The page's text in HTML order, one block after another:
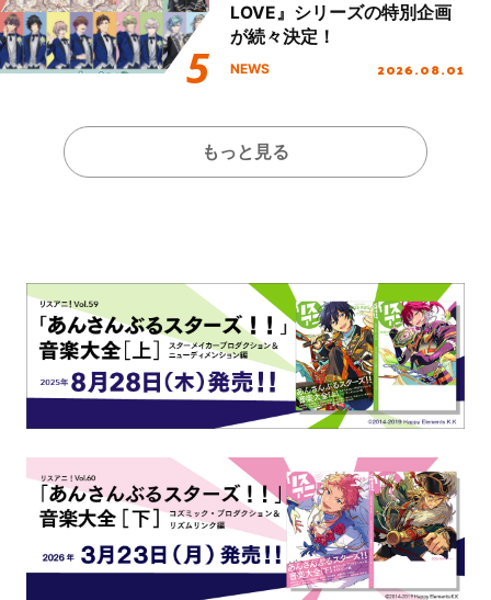
LOVE』シリーズの特別企画
が続々決定！
NEWS 2026.08.01
もっと見る